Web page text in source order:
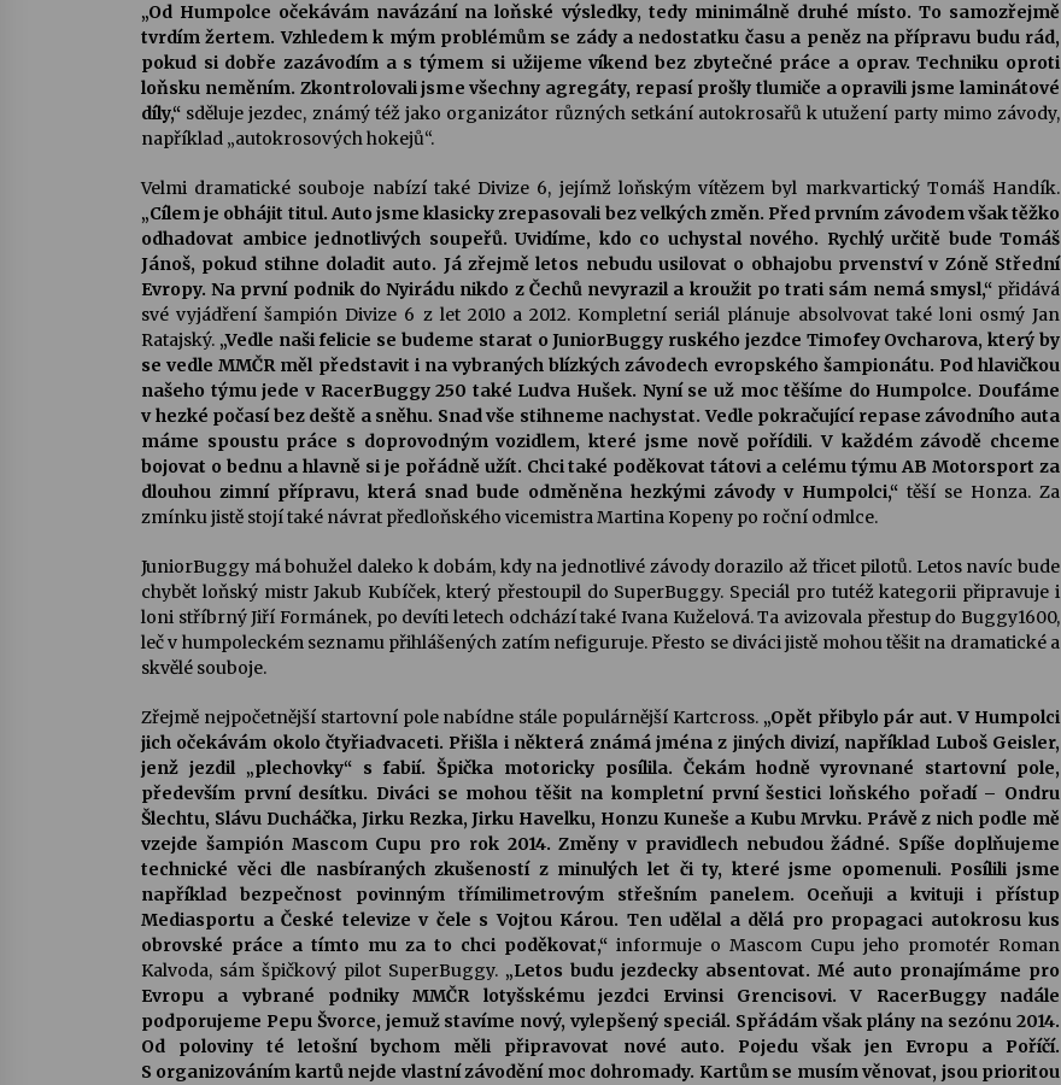
„Od Humpolce očekávám navázání na loňské výsledky, tedy minimálně druhé místo. To samozřejmě
tvrdím žertem. Vzhledem k mým problémům se zády a nedostatku času a peněz na přípravu budu rád,
pokud si dobře zazávodím a s týmem si užijeme víkend bez zbytečné práce a oprav. Techniku oproti
loňsku neměním. Zkontrolovali jsme všechny agregáty, repasí prošly tlumiče a opravili jsme laminátové
díly,“ sděluje jezdec, známý též jako organizátor různých setkání autokrosařů k utužení party mimo závody,
například „autokrosových hokejů“.
Velmi dramatické souboje nabízí také Divize 6, jejímž loňským vítězem byl markvartický Tomáš Handík.
„Cílem je obhájit titul. Auto jsme klasicky zrepasovali bez velkých změn. Před prvním závodem však těžko
odhadovat ambice jednotlivých soupeřů. Uvidíme, kdo co uchystal nového. Rychlý určitě bude Tomáš
Jánoš, pokud stihne doladit auto. Já zřejmě letos nebudu usilovat o obhajobu prvenství v Zóně Střední
Evropy. Na první podnik do Nyirádu nikdo z Čechů nevyrazil a kroužit po trati sám nemá smysl,“přidává
své vyjádření šampión Divize 6 z let 2010 a 2012. Kompletní seriál plánuje absolvovat také loni osmý Jan
Ratajský. „Vedle naši felicie se budeme starat o JuniorBuggy ruského jezdce Timofey Ovcharova, který by
se vedle MMČR měl představit i na vybraných blízkých závodech evropského šampionátu. Pod hlavičkou
našeho týmu jede v RacerBuggy 250 také Ludva Hušek. Nyní se už moc těšíme do Humpolce. Doufáme
v hezké počasí bez deště a sněhu. Snad vše stihneme nachystat. Vedle pokračující repase závodního auta
máme spoustu práce s doprovodným vozidlem, které jsme nově pořídili. V každém závodě chceme
bojovat o bednu a hlavně si je pořádně užít. Chci také poděkovat tátovi a celému týmu AB Motorsport za
dlouhou zimní přípravu, která snad bude odměněna hezkými závody v Humpolci,“ těší se Honza. Za
zmínku jistě stojí také návrat předloňského vicemistra Martina Kopeny po roční odmlce.
JuniorBuggy má bohužel daleko k dobám, kdy na jednotlivé závody dorazilo až třicet pilotů. Letos navíc bude
chybět loňský mistr Jakub Kubíček, který přestoupil do SuperBuggy. Speciál pro tutéž kategorii připravuje i
loni stříbrný Jiří Formánek, po devíti letech odchází také Ivana Kuželová. Ta avizovala přestup do Buggy1600,
leč v humpoleckém seznamu přihlášených zatím nefiguruje. Přesto se diváci jistě mohou těšit na dramatické a
skvělé souboje.
Zřejmě nejpočetnější startovní pole nabídne stále populárnější Kartcross. „Opět přibylo pár aut. V Humpolci
jich očekávám okolo čtyřiadvaceti. Přišla i některá známá jména z jiných divizí, například Luboš Geisler,
jenž jezdil „plechovky“ s fabií. Špička motoricky posílila. Čekám hodně vyrovnané startovní pole,
především první desítku. Diváci se mohou těšit na kompletní první šestici loňského pořadí – Ondru
Šlechtu, Slávu Ducháčka, Jirku Rezka, Jirku Havelku, Honzu Kuneše a Kubu Mrvku. Právě z nich podle mě
vzejde šampión Mascom Cupu pro rok 2014. Změny v pravidlech nebudou žádné. Spíše doplňujeme
technické věci dle nasbíraných zkušeností z minulých let či ty, které jsme opomenuli. Posílili jsme
například bezpečnost povinným třímilimetrovým střešním panelem. Oceňuji a kvituji i přístup
Mediasportu a České televize v čele s Vojtou Károu. Ten udělal a dělá pro propagaci autokrosu kus
obrovské práce a tímto mu za to chci poděkovat,“ informuje o Mascom Cupu jeho promotér Roman
Kalvoda, sám špičkový pilot SuperBuggy. „Letos budu jezdecky absentovat. Mé auto pronajímáme pro
Evropu a vybrané podniky MMČR lotyšskému jezdci Ervinsi Grencisovi. V RacerBuggy nadále
podporujeme Pepu Švorce, jemuž stavíme nový, vylepšený speciál. Spřádám však plány na sezónu 2014.
Od poloviny té letošní bychom měli připravovat nové auto. Pojedu však jen Evropu a Poříčí.
S organizováním kartů nejde vlastní závodění moc dohromady. Kartům se musím věnovat, jsou prioritou